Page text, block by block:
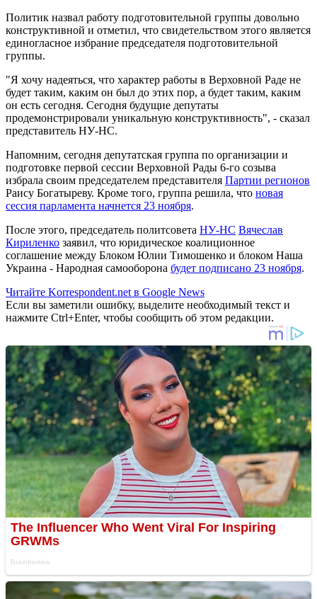
Политик назвал работу подготовительной группы довольно
конструктивной и отметил, что свидетельством этого является
единогласное избрание председателя подготовительной
группы.
"Я хочу надеяться, что характер работы в Верховной Раде не
будет таким, каким он был до этих пор, а будет таким, каким
он есть сегодня. Сегодня будущие депутаты
продемонстрировали уникальную конструктивность", - сказал
представитель НУ-НС.
Напомним, сегодня депутатская группа по организации и
подготовке первой сессии Верховной Рады 6-го созыва
избрала своим председателем представителя Партии регионов
Раису Богатыреву. Кроме того, группа решила, что новая
сессия парламента начнется 23 ноября.
После этого, председатель политсовета НУ-НС Вячеслав
Кириленко заявил, что юридическое коалиционное
соглашение между Блоком Юлии Тимошенко и блоком Наша
Украина - Народная самооборона будет подписано 23 ноября.
Читайте Korrespondent.net в Google News
Если вы заметили ошибку, выделите необходимый текст и
нажмите Ctrl+Enter, чтобы сообщить об этом редакции.